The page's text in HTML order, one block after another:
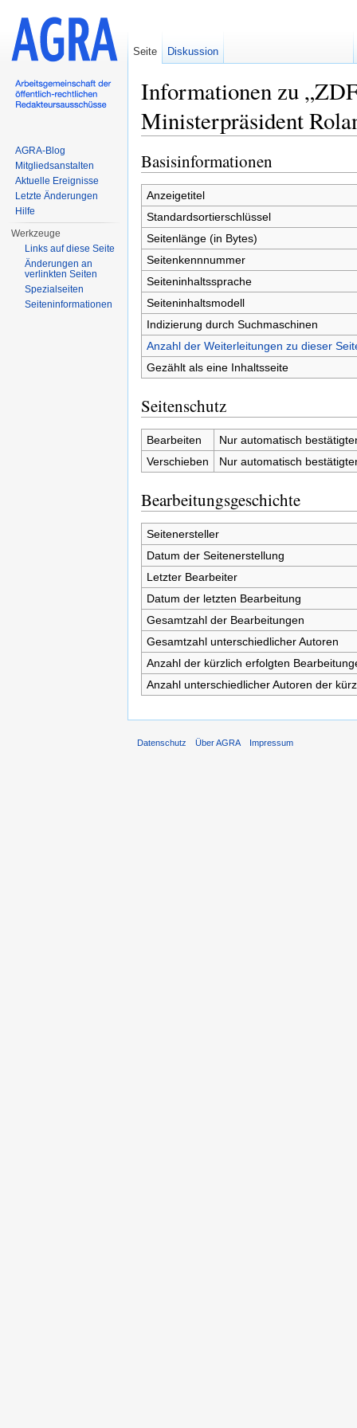
Informationen zu
Ministerpräsident
Basisinformationen
Anzeigetitel
Standardsortierschlüssel
Seitenlänge (in Bytes)
Seitenkennnummer
Seiteninhaltssprache
Seiteninhaltsmodell
Indizierung durch Suchmaschinen
Anzahl der Weiterleitungen zu dieser
Gezählt als eine Inhaltsseite
Seitenschutz
Bearbeiten
Nur automatisch
Verschieben
Nur automatisch
Bearbeitungsgeschichte
Seitenersteller
Datum der Seitenerstellung
Letzter Bearbeiter
Datum der letzten Bearbeitung
Gesamtzahl der Bearbeitungen
Gesamtzahl unterschiedlicher Autoren
Anzahl der kürzlich erfolgten
Anzahl unterschiedlicher Autoren der
Seite Diskussion
AGRA-Blog
Mitgliedsanstalten
Aktuelle Ereignisse
Letzte Änderungen
Hilfe
Werkzeuge
Links auf diese Seite
Änderungen an
verlinkten Seiten
Spezialseiten
Seiten­informationen
Datenschutz Über AGRA Impressum